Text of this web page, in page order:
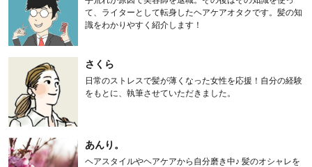
て、ライターとして転身したヘアケアオタクです。髪の知
識をわかりやすく紹介します！
さくら
日常のストレスで髪が薄くなった女性を応援！自分の経験
をもとに、執筆させていただきました。
あんり。
ヘアスタイルやヘアケアから自分磨き中♪ 髪のオシャレを